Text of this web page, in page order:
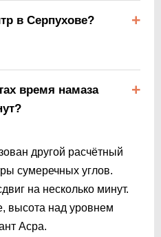
в Серпухове?
время намаза
другой расчётный
сумеречных углов.
на несколько минут.
высота над уровнем
Асра.